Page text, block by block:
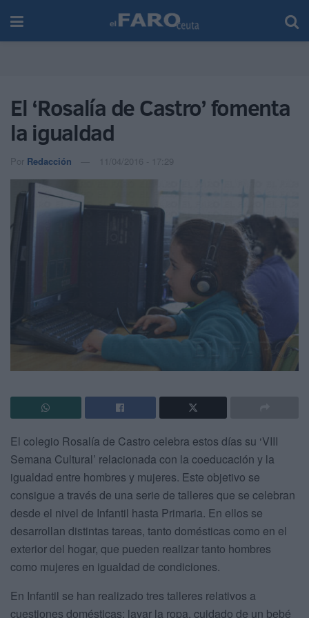
El ‘Rosalía de Castro’ fomenta
la igualdad
Por Redacción 11/04/2016 - 17:29
El colegio Rosalía de Castro celebra estos días su ‘VIII
Semana Cultural’ relacionada con la coeducación y la
igualdad entre hombres y mujeres. Este objetivo se
consigue a través de una serie de talleres que se celebran
desde el nivel de Infantil hasta Primaria. En ellos se
desarrollan distintas tareas, tanto domésticas como en el
exterior del hogar, que pueden realizar tanto hombres
como mujeres en igualdad de condiciones.
En Infantil se han realizado tres talleres relativos a
cuestiones domésticas: lavar la ropa, cuidado de un bebé